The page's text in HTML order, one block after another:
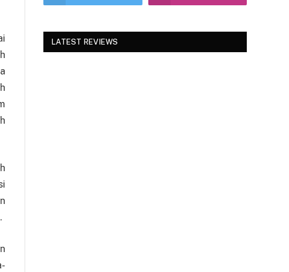
LATEST REVIEWS